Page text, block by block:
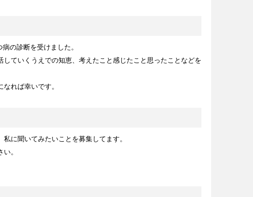
の診断を受けました。
ていくうえでの知恵、考えたこと感じたこと思ったことなどを
れば幸いです。
に聞いてみたいことを募集してます。
。